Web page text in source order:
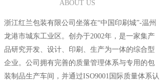
v
i
g
a
t
i
浙江红兰包装有限公司坐落在“中国印刷城”-温州
龙港市城东工业区。创办于2002年，是一家集产
品研究开发、设计、印刷、生产为一体的综合型
企业。公司拥有完善的质量管理体系与专用的包
装制品生产车间，并通过ISO9001国际质量体系认
ABOUT US